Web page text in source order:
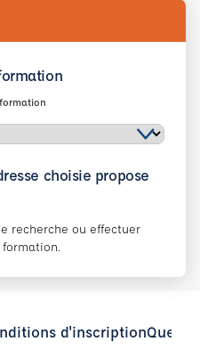
choisie propose
recherche ou effectuer
d'inscription